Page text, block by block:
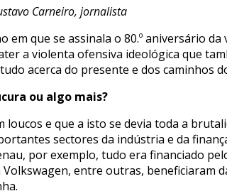
Carneiro, jornalista
em que se assinala o 80.º aniversário
a violenta ofensiva ideológica que
acerca do presente e dos caminhos
ou algo mais?
e que a isto se devia toda a
sectores da indústria e da
por exemplo, tudo era financiado
entre outras, beneficiaram